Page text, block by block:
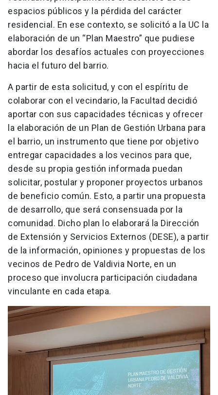
espacios públicos y la pérdida del carácter
residencial. En ese contexto, se solicitó a la UC la
elaboración de un “Plan Maestro” que pudiese
abordar los desafíos actuales con proyecciones
hacia el futuro del barrio.
A partir de esta solicitud, y con el espíritu de
colaborar con el vecindario, la Facultad decidió
aportar con sus capacidades técnicas y ofrecer
la elaboración de un Plan de Gestión Urbana para
el barrio, un instrumento que tiene por objetivo
entregar capacidades a los vecinos para que,
desde su propia gestión informada puedan
solicitar, postular y proponer proyectos urbanos
de beneficio común. Esto, a partir una propuesta
de desarrollo, que será consensuada por la
comunidad. Dicho plan lo elaborará la Dirección
de Extensión y Servicios Externos (DESE), a partir
de la información, opiniones y propuestas de los
vecinos de Pedro de Valdivia Norte, en un
proceso que involucra participación ciudadana
vinculante en cada etapa.